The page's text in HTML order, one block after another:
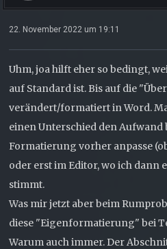
22. November 2022 um 19:11
Uhm, joa hilft eher so bedingt,
auf Standard ist. Bis auf die
verändert/formatiert in Word.
einen Unterschied den Aufwand
Formatierung vorher anpasse
oder erst im Editor, wo ich dann
stimmt.
Was mir jetzt aber beim
diese "Eigenformatierung" bei
Warum auch immer. Der